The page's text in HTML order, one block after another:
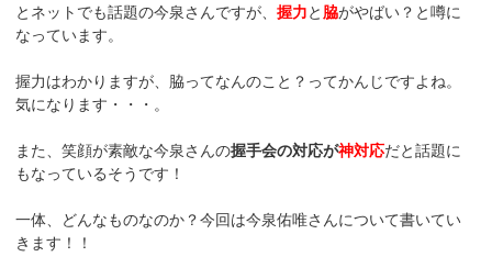
とネットでも話題の今泉さんですが、握力と 脇がやばい？と噂に
なっています。
握力はわかりますが、脇ってなんのこと？ってかんじですよね。
気になります・・・。
また、笑顔が素敵な今泉さんの握手会の対応が神対応だと話題に
もなっているそうです！
一体、どんなものなのか？今回は今泉佑唯さんについて書いてい
きます！！